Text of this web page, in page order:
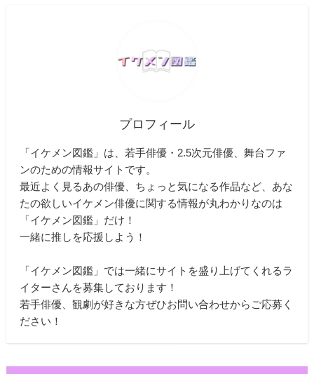
プロフィール
「イケメン図鑑」は、若手俳優・2.5次元俳優、舞台ファ
ンのための情報サイトです。
最近よく見るあの俳優、ちょっと気になる作品など、あな
たの欲しいイケメン俳優に関する情報が丸わかりなのは
「イケメン図鑑」だけ！
一緒に推しを応援しよう！
「イケメン図鑑」では一緒にサイトを盛り上げてくれるラ
イターさんを募集しております！
若手俳優、観劇が好きな方ぜひお問い合わせからご応募く
ださい！